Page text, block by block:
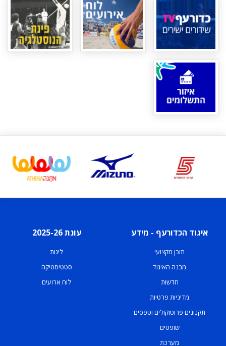
איגוד הכדורעף - מידע
תוכן מקצועי
מבנה האיגוד
חדשות
מדיניות פרטיות
תקנונים פרוטוקולים וטפסים
שופטים
מערכת
עונת 2025-26
ליגות
סטטיסטיקה
לוח ארועים